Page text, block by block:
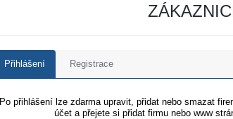
Přihlášení Registrace
Po přihlášení lze zdarma upravit, přidat nebo smazat
účet a přejete si přidat firmu nebo www